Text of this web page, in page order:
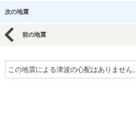
次の地震
前の地震
この地震による津波の心配はありません。